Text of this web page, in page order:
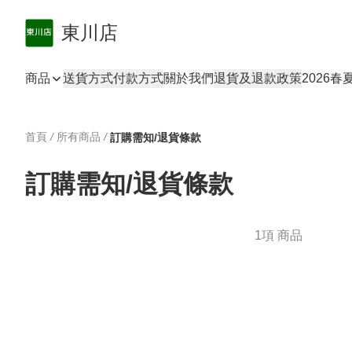
東川店
商品 送貨方式付款方式關於我們退貨及退款政策2026春
首頁 / 所有商品 / 訂購需知/退貨條款
訂購需知/退貨條款
1項 商品